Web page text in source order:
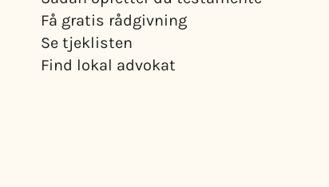
Få gratis rådgivning
Se tjeklisten
Find lokal advokat